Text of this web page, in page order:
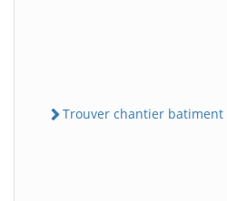
Trouver chantier batiment